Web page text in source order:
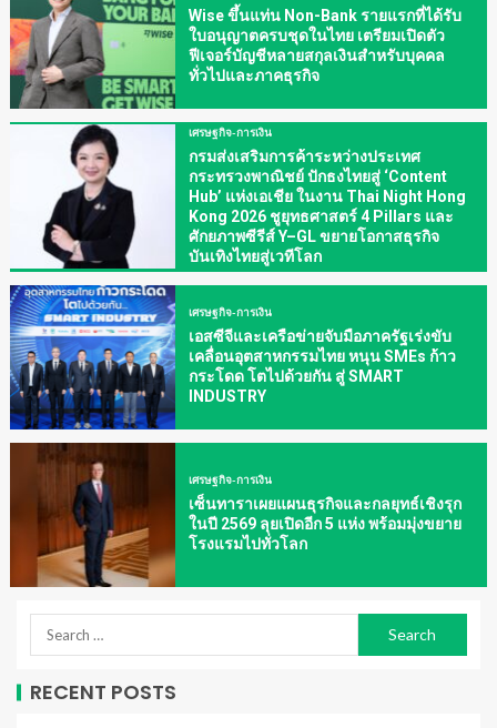
Wise ขึ้นแท่น Non-Bank รายแรกที่ได้รับ
ใบอนุญาตครบชุดในไทย เตรียมเปิดตัว
ฟีเจอร์บัญชีหลายสกุลเงินสำหรับบุคคล
ทั่วไปและภาคธุรกิจ
เศรษฐกิจ-การเงิน
กรมส่งเสริมการค้าระหว่างประเทศ
กระทรวงพาณิชย์ ปักธงไทยสู่ ‘Content
Hub’ แห่งเอเชีย ในงาน Thai Night Hong
Kong 2026 ชูยุทธศาสตร์ 4 Pillars และ
ศักยภาพซีรีส์ Y–GL ขยายโอกาสธุรกิจ
บันเทิงไทยสู่เวทีโลก
เศรษฐกิจ-การเงิน
เอสซีจีและเครือข่ายจับมือภาครัฐเร่งขับ
เคลื่อนอุตสาหกรรมไทย หนุน SMEs ก้าว
กระโดด โตไปด้วยกัน สู่ SMART
INDUSTRY
เศรษฐกิจ-การเงิน
เซ็นทาราเผยแผนธุรกิจและกลยุทธ์เชิงรุก
ในปี 2569 ลุยเปิดอีก 5 แห่ง พร้อมมุ่งขยาย
โรงแรมไปทั่วโลก
RECENT POSTS